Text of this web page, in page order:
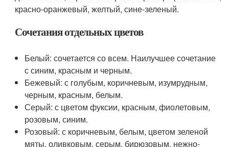
красно-оранжевый, желтый, сине-зеленый.
Сочетания отдельных цветов
Белый: сочетается со всем. Наилучшее сочетание
с синим, красным и черным.
Бежевый: с голубым, коричневым, изумрудным,
черным, красным, белым.
Серый: с цветом фуксии, красным, фиолетовым,
розовым, синим.
Розовый: с коричневым, белым, цветом зеленой
мяты, оливковым, серым, бирюзовым, нежно-